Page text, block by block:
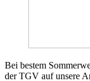
Bei bestem
der TGV auf unsere